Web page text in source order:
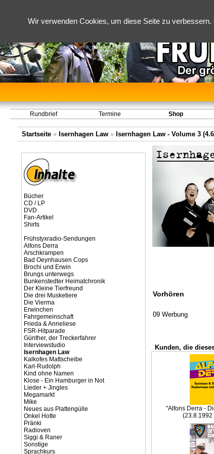
Wir verwenden Cookies, um diese Seite zu
Rundbrief Termine Shop
Startseite » Isernhagen Law » Isernhagen Law - Volume 3
Bücher
CD / LP
DVD
Fan-Artikel
Shirts
Frühstyxradio-Sendungen
Alfons Derra
Arschkrampen
Bad Oeynhausen Cops
Brochi und Erwin
Brungs unterwegs
Bunkenstedter Heimatchronik
Der Kleine Tierfreund
Die drei Musketiere
Die Vierma
Erwinchen
Fahrgemeinschaft
Frieda & Anneliese
FSR-Hitparade
Günther, der Treckerfahrer
Interviewstudio
Isernhagen Law
Kalkofes Mattscheibe
Karl-Rudolph
Kind ohne Namen
Klose - Ein Hamburger in Not
Lieder + Jingles
Megamarkt
Mike
Neues aus Plattengülle
Onkel Hotte
Pränki
Radioven
Siggi & Raner
Sonstige
Sprachkurs
Vorhören
09 Werbung
Kunden, die
"Alfons Derra -
(23.8.1992